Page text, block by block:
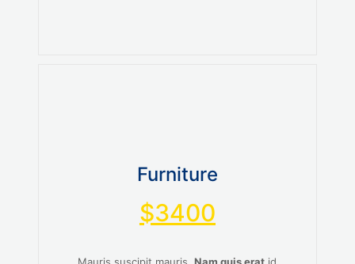
Furniture
$3400
Mauris suscipit mauris.Nam quis erat id